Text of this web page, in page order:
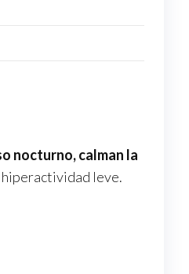
nocturno, calman la
leve.